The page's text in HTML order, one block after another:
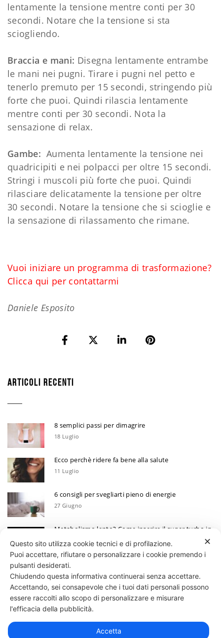
lentamente la tensione mentre conti per 30
secondi. Notare che la tensione si sta
sciogliendo.
Braccia e mani: Disegna lentamente entrambe
le mani nei pugni. Tirare i pugni nel petto e
tenerlo premuto per 15 secondi, stringendo più
forte che puoi. Quindi rilascia lentamente
mentre conti per 30 secondi. Nota la
sensazione di relax.
Gambe: Aumenta lentamente la tensione nei
quadricipiti e nei polpacci per oltre 15 secondi.
Stringi i muscoli più forte che puoi. Quindi
rilasciare delicatamente la tensione per oltre
30 secondi. Notare la tensione che si scioglie e
la sensazione di rilassamento che rimane.
Vuoi iniziare un programma di trasformazione?
Clicca qui per contattarmi
Daniele Esposito
ARTICOLI RECENTI
8 semplici passi per dimagrire
18 Luglio
Ecco perchè ridere fa bene alla salute
11 Luglio
6 consigli per svegliarti pieno di energie
27 Giugno
Metabolismo lento? Come inserire il super turbo in
13 Giugno
Ecco perchè devi annotare i tuoi progressi
30 Maggio
331 818 4777DANIELE ESPOSITO
✕
Questo sito utilizza cookie tecnici e di profilazione.
Puoi accettare, rifiutare o personalizzare i cookie premendo i
pulsanti desiderati.
Chiudendo questa informativa continuerai senza accettare.
Accettando, sei consapevole che i tuoi dati personali possono
essere raccolti allo scopo di personalizzare e misurare
l'efficacia della pubblicità.
Accetta